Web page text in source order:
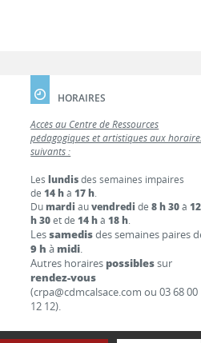
HORAIRES
Accès au Centre de Ressources
pédagogiques et artistiques aux
suivants :
Leslundisdes semaines impaires
de14 hà17 h.
Dumardi auvendredi de8 h 30à12
h 30et de14 hà18 h.
Lessamedisdes semaines paires
9 h à midi.
Autres horaires possiblessur
rendez-vous
(crpa@cdmcalsace.com ou 03 68 00
12 12).